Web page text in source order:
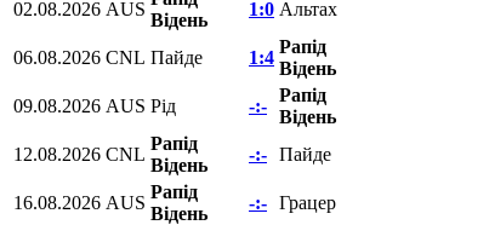
02.08.2026 AUS
Відень
1:0 Альтах
06.08.2026 CNL Пайде 1:4
Рапід
Відень
09.08.2026 AUS Рід -:-
Рапід
Відень
12.08.2026 CNL
Рапід
Відень
-:- Пайде
16.08.2026 AUS
Рапід
Відень
-:- Грацер